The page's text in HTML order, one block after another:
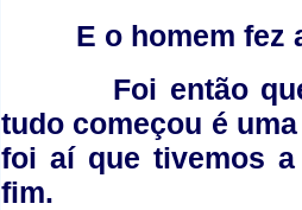
E o homem fez a
Foi então que
tudo começou é
foi aí que tivemos
fim.